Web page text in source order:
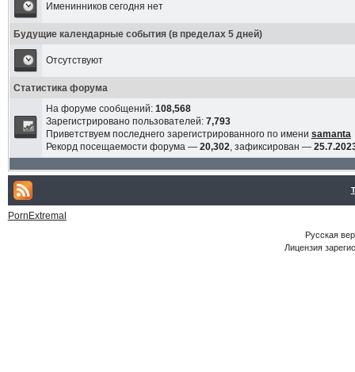
Именинников сегодня нет
Будущие календарные события (в пределах 5 дней)
Отсутствуют
Статистика форума
На форуме сообщений: 108,568
Зарегистрировано пользователей: 7,793
Приветствуем последнего зарегистрированного по имени samanta
Рекорд посещаемости форума — 20,302, зафиксирован —
PornExtremal
Русская
Лицензия